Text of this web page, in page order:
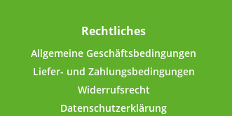
Rechtliches
Allgemeine Geschäftsbedingungen
Liefer- und Zahlungsbedingungen
Widerrufsrecht
Datenschutzerklärung